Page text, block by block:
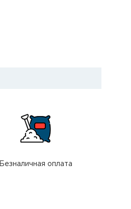
Безналичная оплата